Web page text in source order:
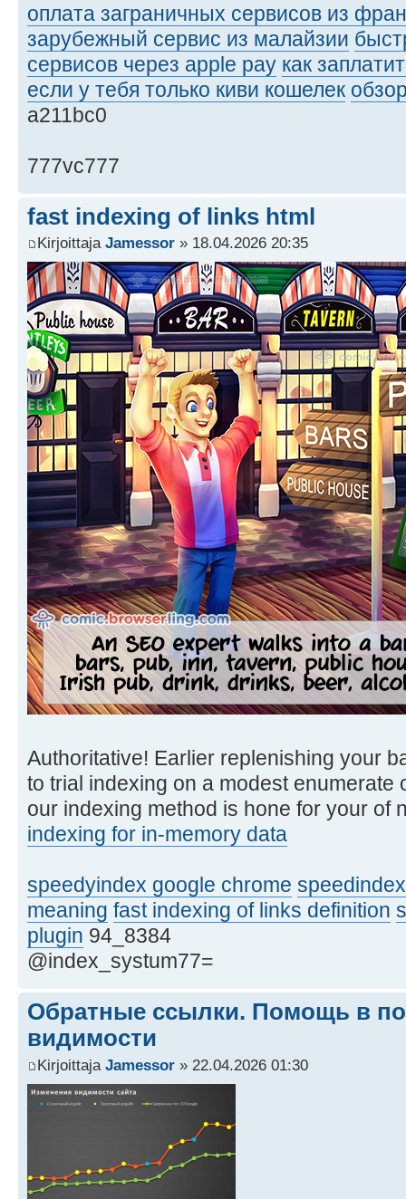
оплата заграничных сервисов из
зарубежный сервис из малайзии
сервисов через apple pay как
если у тебя только киви кошелек
a211bc0
777vc777
fast indexing of links html
Kirjoittaja Jamessor » 18.04.2026 20:35
Authoritative! Earlier replenishing your
to trial indexing on a modest enumerate
our indexing method is hone for your of
indexing for in-memory data
speedyindex google chrome speedindex
meaning fast indexing of links definition
plugin 94_8384
@index_systum77=
Обратные ссылки. Помощь в
видимости
Kirjoittaja Jamessor » 22.04.2026 01:30